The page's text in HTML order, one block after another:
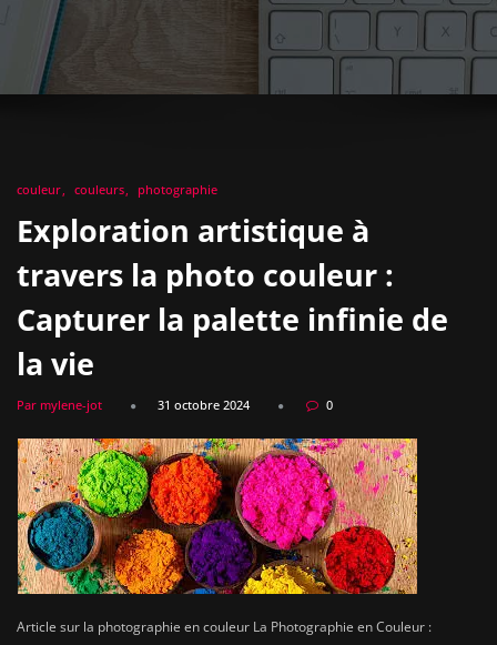
couleur couleurs photographie
Exploration artistique à
travers la photo couleur :
Capturer la palette infinie de
la vie
Par mylene-jot 31 octobre 2024 0
Article sur la photographie en couleur La Photographie en Couleur :